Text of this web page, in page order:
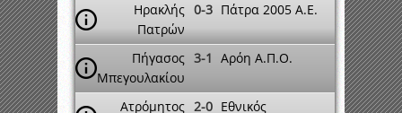
Ηρακλής
Πατρών
0-3 Πάτρα 2005 A.E.
Πήγασος
Μπεγουλακίου
3-1 Αρόη Α.Π.Ο.
Ατρόμητος 2-0 Εθνικός